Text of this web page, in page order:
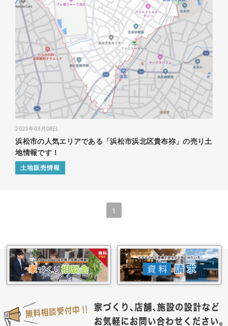
2023年03月08日
浜松市の人気エリアである「浜松市浜北区貴布祢」の売り土
地情報です！
土地販売情報
1